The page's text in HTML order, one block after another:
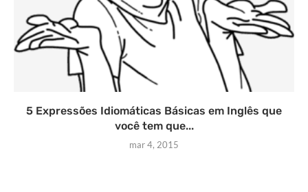
5 Expressões Idiomáticas Básicas em Inglês que
você tem que...
mar 4, 2015